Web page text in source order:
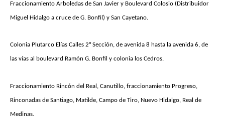
Fraccionamiento Arboledas de San Javier y Boulevard Colosio (Distribuidor
Miguel Hidalgo a cruce de G. Bonfil) y San Cayetano.
Colonia Plutarco Elías Calles 2° Sección, de avenida 8 hasta la avenida 6, de
las vías al boulevard Ramón G. Bonfil y colonia los Cedros.
Fraccionamiento Rincón del Real, Canutillo, fraccionamiento Progreso,
Rinconadas de Santiago, Matilde, Campo de Tiro, Nuevo Hidalgo, Real de
Medinas.